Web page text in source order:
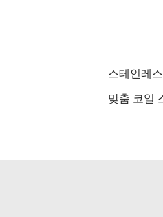
스테인레
맞춤 코일